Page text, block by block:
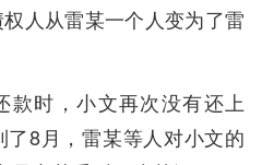
人从雷某一个人变为了雷
时，小文再次没有还上
了8月，雷某等人对小文的